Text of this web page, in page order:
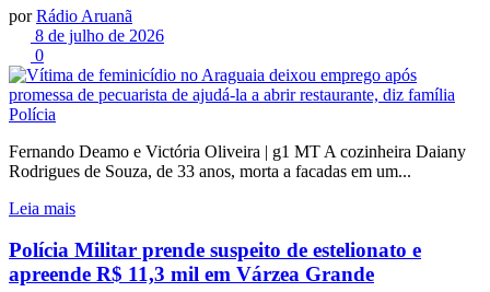
por Rádio Aruanã
8 de julho de 2026
0
Polícia
Fernando Deamo e Victória Oliveira | g1 MT A cozinheira Daiany
Rodrigues de Souza, de 33 anos, morta a facadas em um...
Leia mais
Polícia Militar prende suspeito de estelionato e
apreende R$ 11,3 mil em Várzea Grande